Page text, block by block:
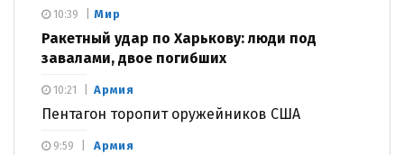
Мир
Ракетный удар по Харькову: люди под
завалами, двое погибших
10:39
Армия
Пентагон торопит оружейников США
10:21
Армия
9:59